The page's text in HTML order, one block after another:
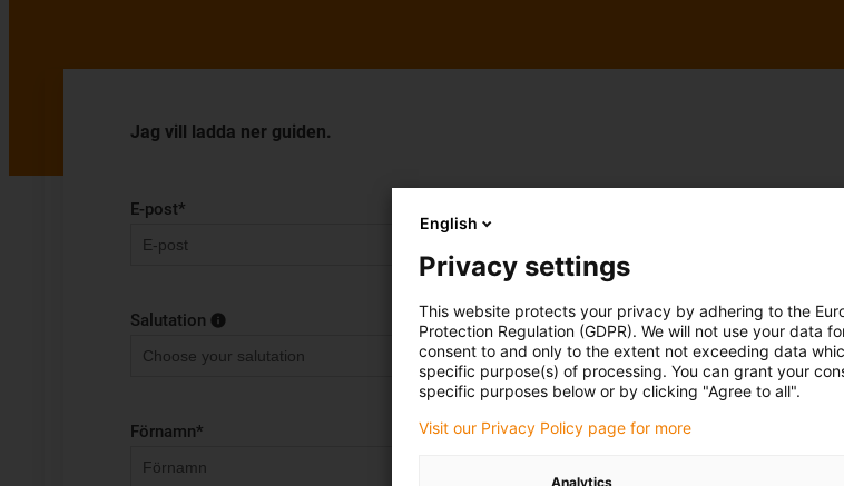
Jag vill ladda ner guiden.
E-post*
Salutation
Förnamn*
English
Privacy settings
This website protects your privacy by adhering to the
Protection Regulation (GDPR). We will not use your data
consent to and only to the extent not exceeding data
specific purpose(s) of processing. You can grant your
specific purposes below or by clicking "Agree to all".
Visit our Privacy Policy page for more
Analytics